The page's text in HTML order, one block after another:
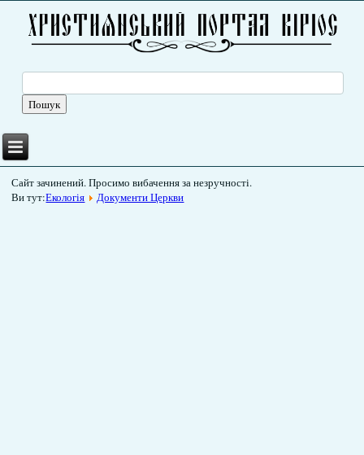
Сайт зачинений. Просимо вибачення за незручності.
Ви тут:Екологія Документи Церкви